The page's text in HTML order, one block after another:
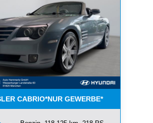
CABRIO*NUR GEWERBE*